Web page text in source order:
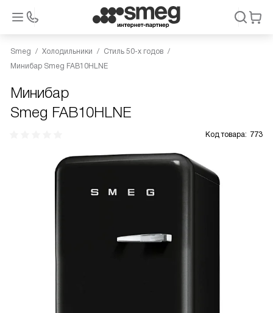
Smeg Холодильники
Стиль 50-х годов
Минибар Smeg FAB10HLNE
Минибар
Smeg FAB10HLNE
Код товара: 773